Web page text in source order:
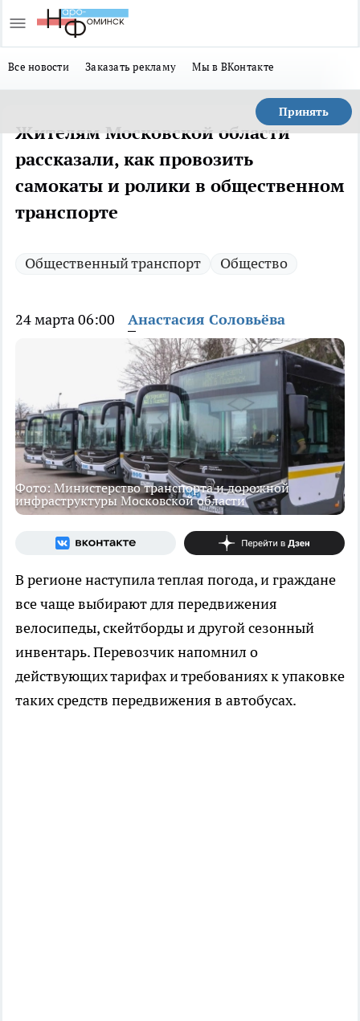
Все новости Заказать рекламу Мы в ВКонтакте
Принять
Жителям Московской области
рассказали, как провозить
самокаты и ролики в общественном
транспорте
Общественный транспорт Общество
24 марта 06:00 Анастасия Соловьёва
Фото: Министерство транспорта и дорожной
инфраструктуры Московской области
В регионе наступила теплая погода, и граждане
все чаще выбирают для передвижения
велосипеды, скейтборды и другой сезонный
инвентарь. Перевозчик напомнил о
действующих тарифах и требованиях к упаковке
таких средств передвижения в автобусах.